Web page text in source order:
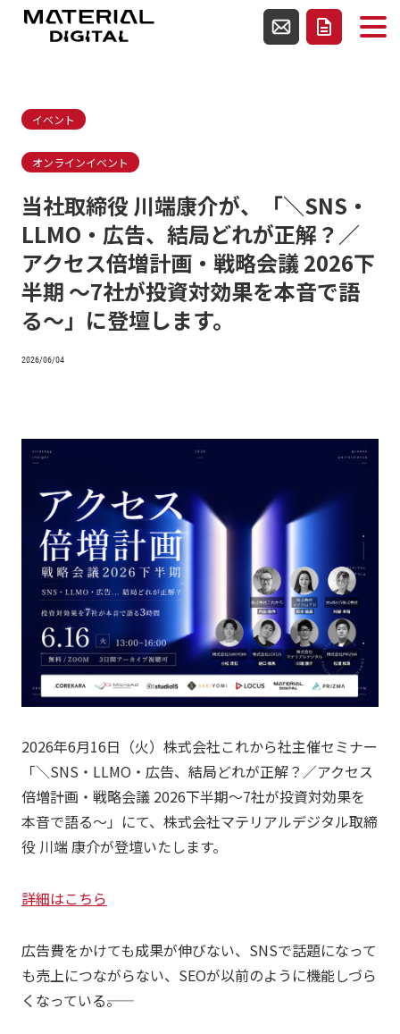
使用テンプレートファイルsingle.phpお問い合わせ
資料請求
イベント
オンラインイベント
当社取締役 川端康介が、「＼SNS・
LLMO・広告、結局どれが正解？／
アクセス倍増計画・戦略会議 2026下
半期 ～7社が投資対効果を本音で語
る～」に登壇します。
2026/06/04
2026年6月16日（火）株式会社これから社主催セミナー
「＼SNS・LLMO・広告、結局どれが正解？／アクセス
倍増計画・戦略会議 2026下半期～7社が投資対効果を
本音で語る～」にて、株式会社マテリアルデジタル取締
役 川端 康介が登壇いたします。
詳細はこちら
広告費をかけても成果が伸びない、SNSで話題になって
も売上につながらない、SEOが以前のように機能しづら
くなっている――。